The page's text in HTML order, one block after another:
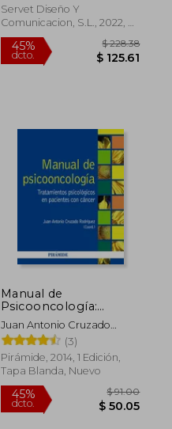
Servet Diseño Y
Comunicacion, S.L., 2022, 6
Edición, Tapa Dura, Nuevo
Manual de
Psicooncología:
Tratamientos
Psicológicos en
Pacientes con Cáncer
(Psicología)
Juan Antonio Cruzado
Rodríguez
(3)
Pirámide, 2014, 1 Edición,
Tapa Blanda, Nuevo